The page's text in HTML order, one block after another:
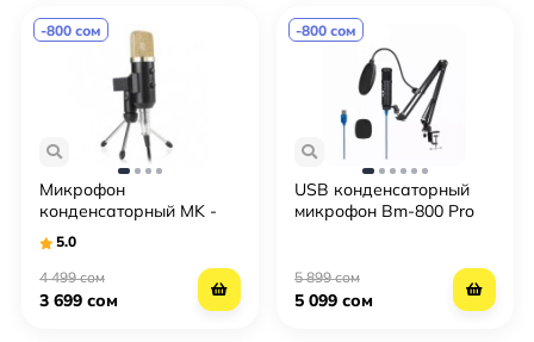
-800 сом
Микрофон
конденсаторный MK -
F100TL
5.0
4 499 сом
3 699 сом
-800 сом
USB конденсаторный
микрофон Bm-800 Pro
5 899 сом
5 099 сом